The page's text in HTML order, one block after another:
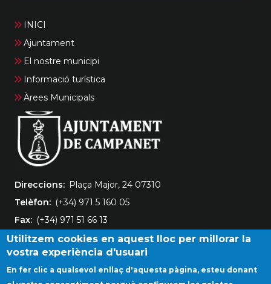
INICI
Ajuntament
El nostre municipi
Informació turística
Àrees Municipals
Direccions
Plaça Major, 24 07310
Telèfon
(+34) 971 5 160 05
Fax
(+34) 971 51 66 13
Utilitzem cookies en aquest lloc per millorar la
vostra experiència d'usuari
En fer clic a qualsevol enllaç d'aquesta pàgina, esteu donant